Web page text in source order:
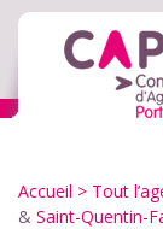
Accueil > Tout
& Saint-Quentin-